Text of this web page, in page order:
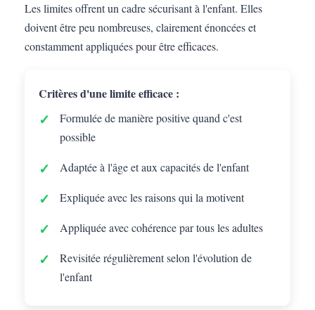
Les limites offrent un cadre sécurisant à l'enfant. Elles
doivent être peu nombreuses, clairement énoncées et
constamment appliquées pour être efficaces.
Critères d'une limite efficace :
Formulée de manière positive quand c'est
possible
Adaptée à l'âge et aux capacités de l'enfant
Expliquée avec les raisons qui la motivent
Appliquée avec cohérence par tous les adultes
Revisitée régulièrement selon l'évolution de
l'enfant